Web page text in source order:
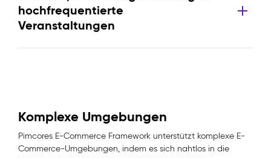
hochfrequentierte
Veranstaltungen
Komplexe Umgebungen
Pimcores E-Commerce Framework unterstützt komplexe E-
Commerce-Umgebungen, indem es sich nahtlos in die